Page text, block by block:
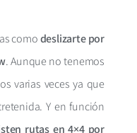
comodeslizarte por
. Aunque no tenemos
varias veces ya que
Y en función
rutas en 4×4 por